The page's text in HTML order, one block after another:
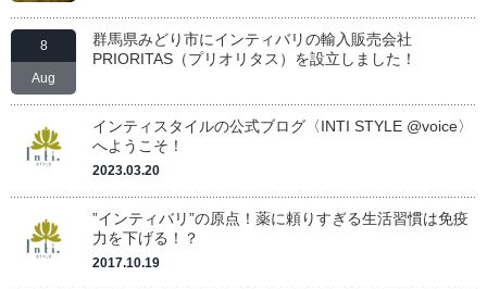
8
Aug
群馬県みどり市にインティバリの輸入販売会社
PRIORITAS（プリオリタス）を設立しました！
インティスタイルの公式ブログ〈INTI STYLE @voice〉
へようこそ！
2023.03.20
”インティバリ”の原点！薬に頼りすぎる生活習慣は免疫
力を下げる！？
2017.10.19